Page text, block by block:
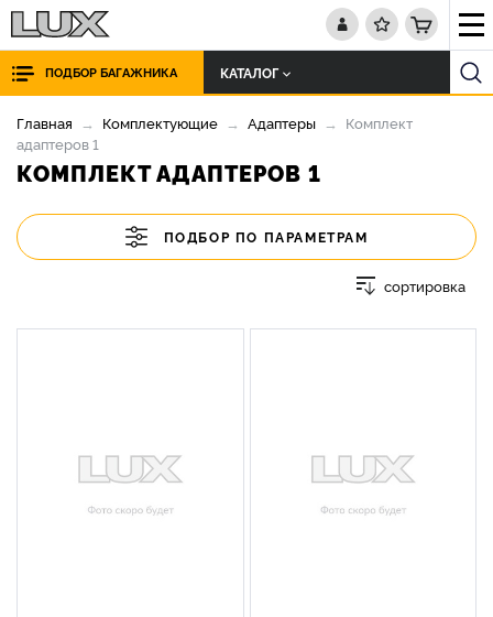
ПОДБОР БАГАЖНИКА КАТАЛОГ
Главная Комплектующие Адаптеры
Комплект
адаптеров 1
КОМПЛЕКТ АДАПТЕРОВ 1
ПОДБОР ПО ПАРАМЕТРАМ
сортировка